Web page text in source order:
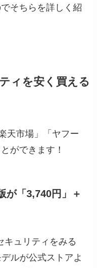
そちらを詳しく紹
ィを安く買える
天市場」「ヤフー
ができます！
「3,740円」＋
ュリティをみる
ルが公式ストアよ